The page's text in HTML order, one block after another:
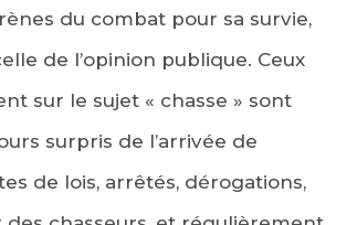
du combat pour sa survie,
de l’opinion publique. Ceux
sur le sujet « chasse » sont
surpris de l’arrivée de
de lois, arrêtés, dérogations,